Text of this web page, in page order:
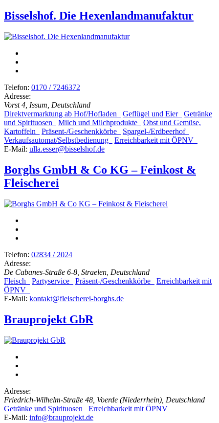
Bisselshof. Die Hexenlandmanufaktur
Telefon: 0170 / 7246372
Adresse:
Vorst 4, Issum, Deutschland
Direktvermarktung ab Hof/Hofladen
Geflügel und Eier
Getränke
und Spirituosen
Milch und Milchprodukte
Obst und Gemüse,
Kartoffeln
Präsent-/Geschenkkörbe
Spargel-/Erdbeerhof
Verkaufsautomat/Selbstbedienung
Erreichbarkeit mit ÖPNV
E-Mail: ulla.esser@bisselshof.de
Borghs GmbH & Co KG – Feinkost &
Fleischerei
Telefon: 02834 / 2024
Adresse:
De Cabanes-Straße 6-8, Straelen, Deutschland
Fleisch
Partyservice Präsent-/Geschenkkörbe
Erreichbarkeit mit
ÖPNV
E-Mail: kontakt@fleischerei-borghs.de
Brauprojekt GbR
Adresse:
Friedrich-Wilhelm-Straße 48, Voerde (Niederrhein), Deutschland
Getränke und Spirituosen
Erreichbarkeit mit ÖPNV
E-Mail: info@brauprojekt.de